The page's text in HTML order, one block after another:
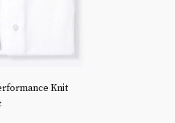
Knit